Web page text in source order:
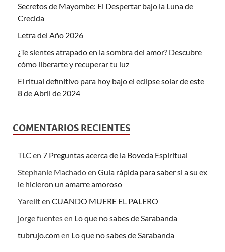
Secretos de Mayombe: El Despertar bajo la Luna de
Crecida
Letra del Año 2026
¿Te sientes atrapado en la sombra del amor? Descubre
cómo liberarte y recuperar tu luz
El ritual definitivo para hoy bajo el eclipse solar de este
8 de Abril de 2024
COMENTARIOS RECIENTES
TLC en 7 Preguntas acerca de la Boveda Espiritual
Stephanie Machadoen Guía rápida para saber si a su ex
le hicieron un amarre amoroso
Yareliten CUANDO MUERE EL PALERO
jorge fuentesen Lo que no sabes de Sarabanda
tubrujo.comen Lo que no sabes de Sarabanda